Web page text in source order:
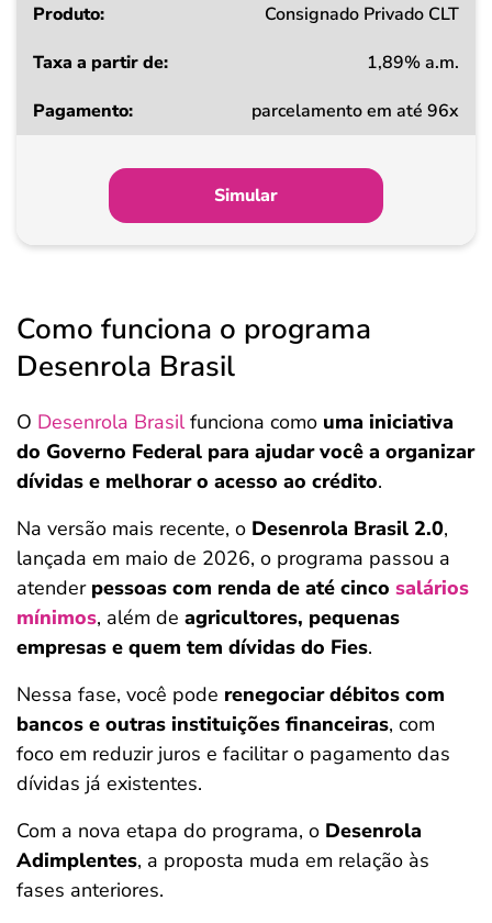
Consignado Privado CLT
1,89% a.m.
parcelamento em até 96x
Simular
Como funciona o programa
Desenrola Brasil
O Desenrola Brasilfunciona como uma iniciativa
do Governo Federal para ajudar você a organizar
dívidas e melhorar o acesso ao crédito.
Na versão mais recente, o Desenrola Brasil 2.0,
lançada em maio de 2026, o programa passou a
atender pessoas com renda de até cinco salários
mínimos, além de agricultores, pequenas
empresas e quem tem dívidas do Fies.
Nessa fase, você pode renegociar débitos com
bancos e outras instituições financeiras, com
foco em reduzir juros e facilitar o pagamento das
dívidas já existentes.
Com a nova etapa do programa, o Desenrola
Adimplentes, a proposta muda em relação às
fases anteriores.